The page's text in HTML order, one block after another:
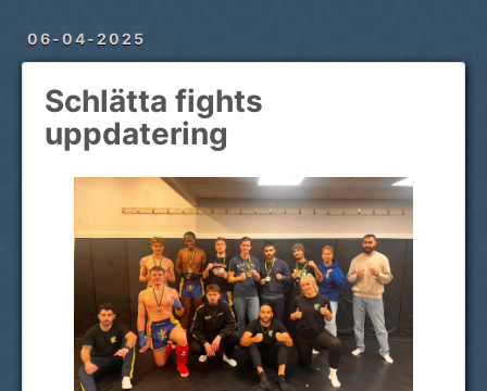
06-04-2025
Schlätta fights
uppdatering